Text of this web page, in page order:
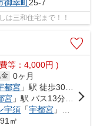
御幸町25-7
三和住宅まで！！
等：4,000円 )
0ヶ月
都宮 」駅 徒歩30分車5分 2.0km
宮 」駅 バス13分 「今泉町東」 停歩2分
宇須 「宇都宮 」駅 バス13分 「今泉町東」 停歩2分
㎡